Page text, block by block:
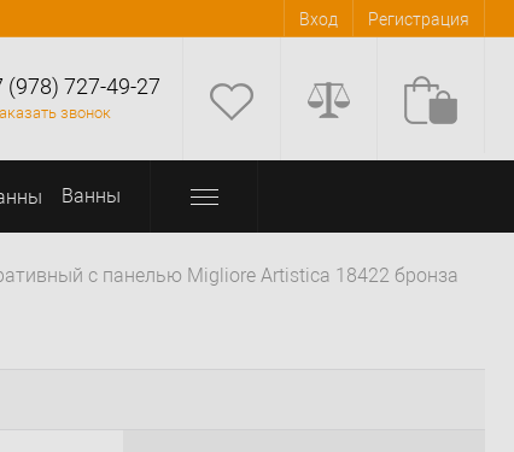
Вход Регистрация
(978) 727-49-27
звонок
Bанны
с панелью Migliore Artistica 18422 бронза